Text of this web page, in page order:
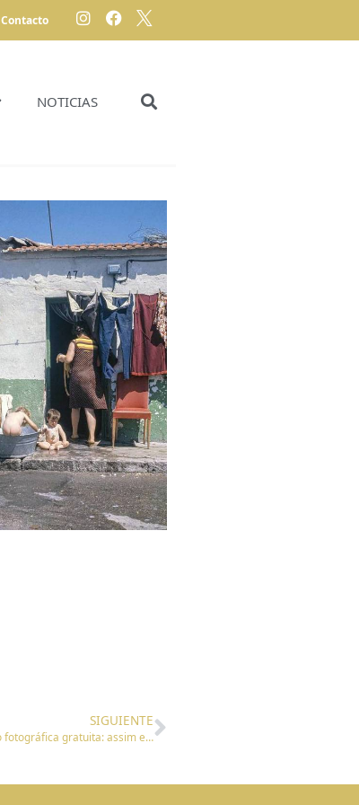
Contacto
NOTICIAS
SIGUIENTE
Os bairros de Madrid nos anos 70, protagonistas de uma exposição fotográfica gratuita: assim era Madrid durante a transição para a democracia